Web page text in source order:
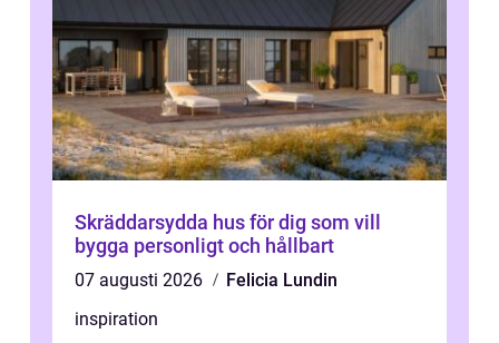
Skräddarsydda hus för dig som vill
bygga personligt och hållbart
07 augusti 2026
Felicia Lundin
inspiration